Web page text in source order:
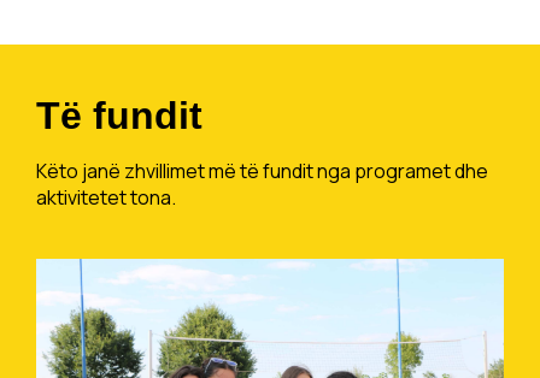
Të fundit
Këto janë zhvillimet më të fundit nga programet dhe
aktivitetet tona.